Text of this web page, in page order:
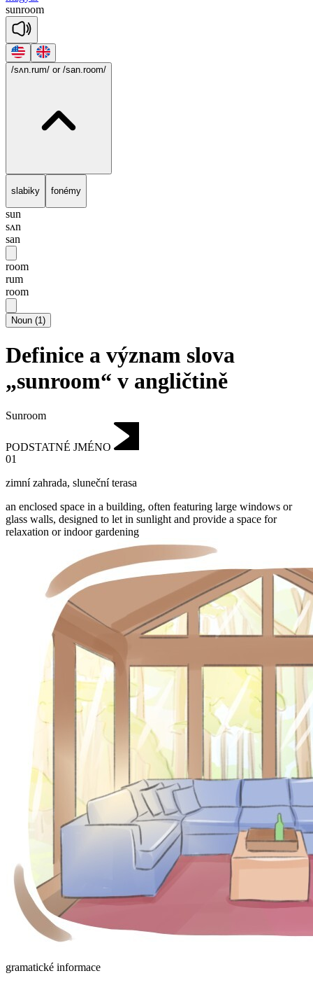
sunroom
/sʌn.rum/ or /san.room/
slabiky fonémy
sun
sʌn
san
room
rum
room
Noun (1)
Definice a význam slova
„sunroom“ v angličtině
Sunroom
PODSTATNÉ JMÉNO
01
zimní zahrada, sluneční terasa
an enclosed space in a building, often featuring large windows or
glass walls, designed to let in sunlight and provide a space for
relaxation or indoor gardening
gramatické informace